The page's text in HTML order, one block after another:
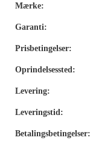
Mærke:
Garanti:
Prisbetingelser:
Oprindelsessted:
Levering:
Leveringstid:
Betalingsbetingelser: